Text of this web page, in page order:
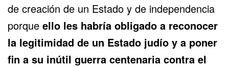
de creación de un Estado y de independencia
porque ello les habría obligado a reconocer
la legitimidad de un Estado judío y a poner
fin a su inútil guerra centenaria contra el